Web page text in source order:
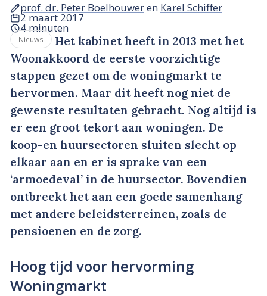
prof. dr. Peter Boelhouweren Karel Schiffer
2 maart 2017
4 minuten
Nieuws
Het kabinet heeft in 2013 met het
Woonakkoord de eerste voorzichtige
stappen gezet om de woningmarkt te
hervormen. Maar dit heeft nog niet de
gewenste resultaten gebracht. Nog altijd is
er een groot tekort aan woningen. De
koop-en huursectoren sluiten slecht op
elkaar aan en er is sprake van een
‘armoedeval’ in de huursector. Bovendien
ontbreekt het aan een goede samenhang
met andere beleidsterreinen, zoals de
pensioenen en de zorg.
Hoog tijd voor hervorming
Woningmarkt